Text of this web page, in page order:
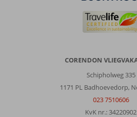
CORENDON
Schipholweg 335
1171 PL Badhoevedorp,
023 7510606
KvK nr.: 34220902